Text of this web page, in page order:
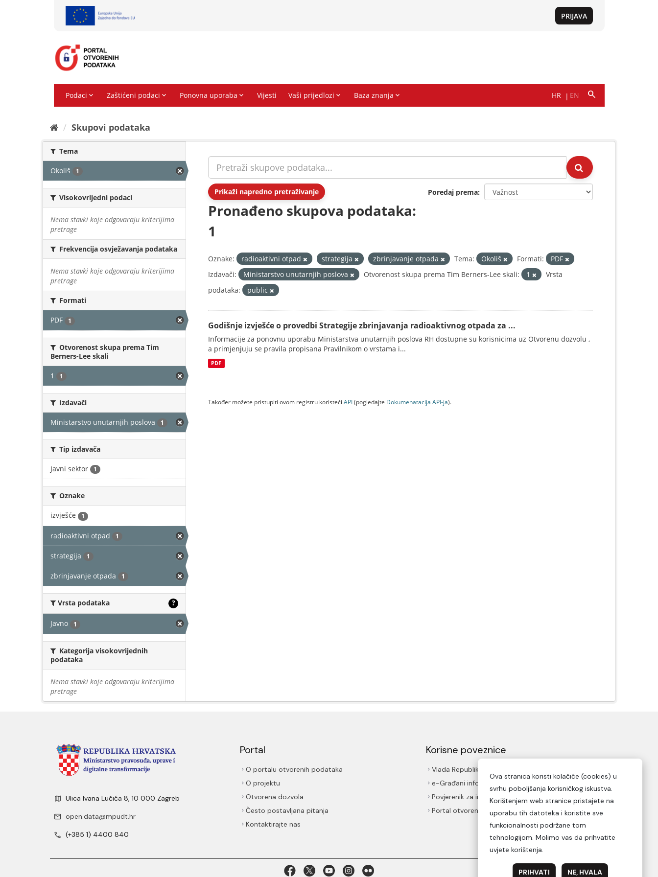
Skupovi podаtаkа
Tema
Okoliš 1
Visokovrijedni podaci
Nema stavki koje odgovaraju kriterijima
pretrage
Frekvencija osvježavanja podataka
Nema stavki koje odgovaraju kriterijima
pretrage
Formati
PDF 1
Otvorenost skupa prema Tim
Berners-Lee skali
1 1
Izdavači
Ministarstvo unutarnjih poslova 1
Tip izdavača
Javni sektor 1
Oznake
izvješće 1
radioaktivni otpad 1
strategija 1
zbrinjavanje otpada 1
Vrsta podataka ?
Javno 1
Kategorija visokovrijednih
podataka
Nema stavki koje odgovaraju kriterijima
pretrage
Prikaži napredno pretraživanje Poredaj prema
Pronađeno skupova podataka:
1
Oznake: radioaktivni otpad strategija zbrinjavanje otpada Tema: Okoliš Formati:
PDF
Izdavači:
Ministarstvo unutarnjih poslova Otvorenost skupa prema Tim Berners-Lee skali: 1
Vrsta
podataka:
public
Godišnje izvješće o provedbi Strategije zbrinjavanja radioaktivnog otpada za ...
Informacije za ponovnu uporabu Ministarstva unutarnjih poslova RH dostupne su korisnicima uz Otvorenu dozvolu ,
a primjenjuju se pravila propisana Pravilnikom o vrstama i...
PDF
Također možete pristupiti ovom registru koristeći API(pogledajte Dokumenаtаcijа API-jа).